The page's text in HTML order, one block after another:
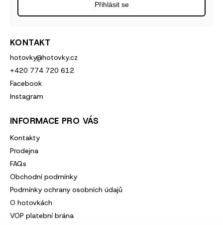
KONTAKT
hotovky@hotovky.cz
+420 774 720 612
Facebook
Instagram
INFORMACE PRO VÁS
Kontakty
Prodejna
FAQs
Obchodní podmínky
Podmínky ochrany osobních údajů
O hotovkách
VOP platební brána
Přihlásit se